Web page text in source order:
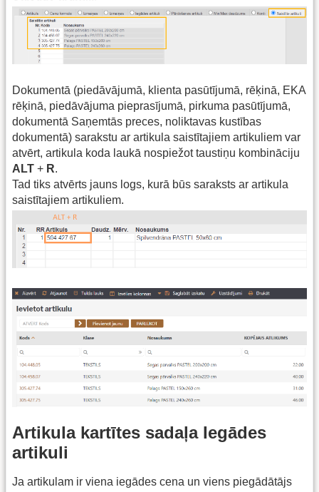
Dokumentā (piedāvājumā, klienta pasūtījumā, rēķinā, EKA
rēķinā, piedāvājuma pieprasījumā, pirkuma pasūtījumā,
dokumentā Saņemtās preces, noliktavas kustības
dokumentā) sarakstu ar artikula saistītajiem artikuliem var
atvērt, artikula koda laukā nospiežot taustiņu kombināciju
ALT + R.
Tad tiks atvērts jauns logs, kurā būs saraksts ar artikula
saistītajiem artikuliem.
Artikula kartītes sadaļa Iegādes
artikuli
Ja artikulam ir viena iegādes cena un viens piegādātājs